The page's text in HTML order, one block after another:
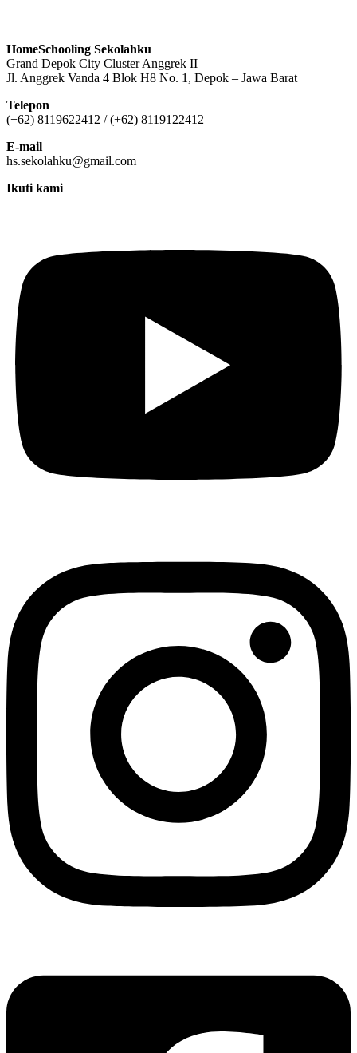
HomeSchooling Sekolahku
Grand Depok City Cluster Anggrek II
Jl. Anggrek Vanda 4 Blok H8 No. 1, Depok – Jawa Barat
Telepon
(+62) 8119622412 / (+62) 8119122412
E-mail
hs.sekolahku@gmail.com
Ikuti kami